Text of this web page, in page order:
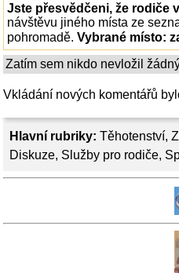
Hlavní rubriky: Těhotenství,
Diskuze, Služby pro rodiče,
Jste přesvědčeni, že rodiče
návštěvu jiného místa ze
pohromadě. Vybrané místo:
Zatím sem nikdo nevložil
Vkládání nových komentářů